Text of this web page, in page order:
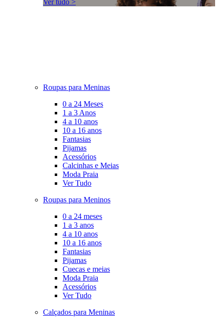
Ver tudo >
Roupas para Meninas
0 a 24 Meses
1 a 3 Anos
4 a 10 anos
10 a 16 anos
Fantasias
Pijamas
Acessórios
Calcinhas e Meias
Moda Praia
Ver Tudo
Roupas para Meninos
0 a 24 meses
1 a 3 anos
4 a 10 anos
10 a 16 anos
Fantasias
Pijamas
Cuecas e meias
Moda Praia
Acessórios
Ver Tudo
Calçados para Meninas